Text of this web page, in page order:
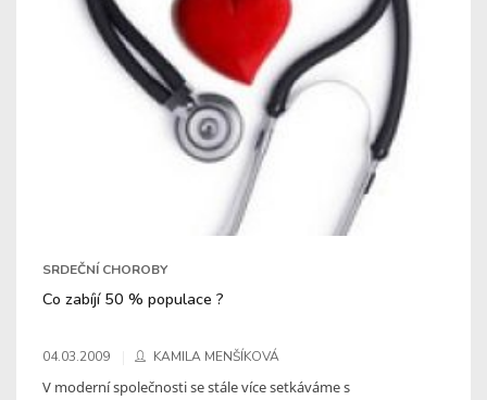
SRDEČNÍ CHOROBY
Co zabíjí 50 % populace ?
04.03.2009 KAMILA MENŠÍKOVÁ
V moderní společnosti se stále více setkáváme s